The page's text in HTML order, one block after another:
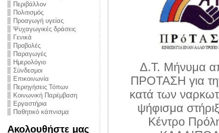
Περιβάλλον
Πολιτισμός
Προαγωγή υγείας
Ψυχαγωγικές δράσεις
Γενικά
Προβολές
Παραγωγές
Ημερολόγιο
Σύνδεσμοι
Επικοινωνία
Περιηγήσεις Τόπων
Κοινωνική Παρέμβαση
Εργαστήρια
Παθητικό κάπνισμα
Ακολουθήστε μας
για τον
– Η έλλειψη
και
Δ.Τ. Μήνυμα
ΠΡΟΤΑΣΗ για
κατά των
ψήφισμα
Κέντρο